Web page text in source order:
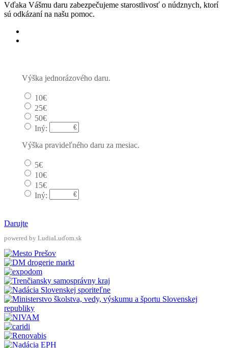
Vďaka Vášmu daru zabezpečujeme starostlivosť o núdznych, ktorí
sú odkázaní na našu pomoc.
Výška jednorázového daru.
10€
25€
50€
Iný:
Výška pravideľného daru za mesiac.
5€
10€
15€
Iný:
Darujte
powered by LudiaLuďom.sk